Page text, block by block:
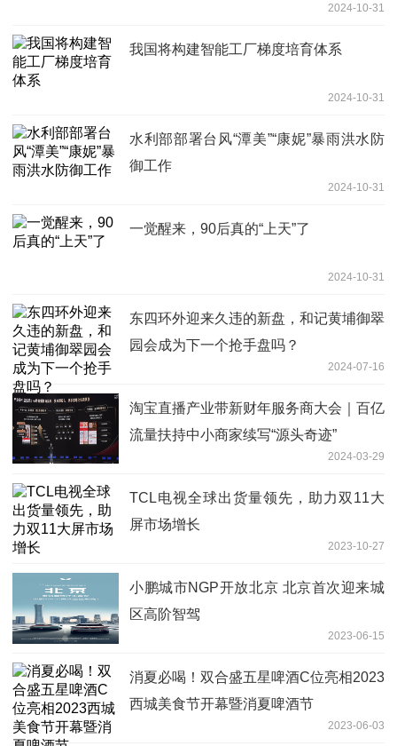
2024-10-31
我国将构建智能工厂梯度培育体系
2024-10-31
水利部部署台风“潭美”“康妮”暴雨洪水防
御工作
2024-10-31
一觉醒来，90后真的“上天”了
2024-10-31
东四环外迎来久违的新盘，和记黄埔御翠
园会成为下一个抢手盘吗？
2024-07-16
淘宝直播产业带新财年服务商大会｜百亿
流量扶持中小商家续写“源头奇迹”
2024-03-29
TCL电视全球出货量领先，助力双11大
屏市场增长
2023-10-27
小鹏城市NGP开放北京 北京首次迎来城
区高阶智驾
2023-06-15
消夏必喝！双合盛五星啤酒C位亮相2023
西城美食节开幕暨消夏啤酒节
2023-06-03